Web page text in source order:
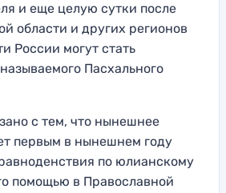
и еще целую сутки после
области и других регионов
России могут стать
Пасхального
с тем, что нынешнее
первым в нынешнем году
по юлианскому
помощью в Православной